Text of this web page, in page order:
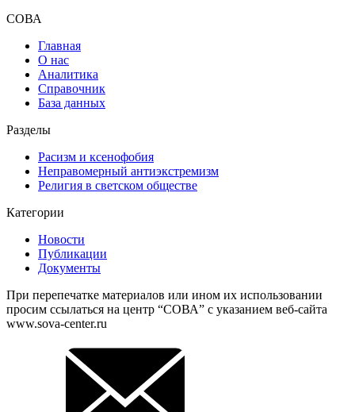
СОВА
Главная
О нас
Аналитика
Справочник
База данных
Разделы
Расизм и ксенофобия
Неправомерный антиэкстремизм
Религия в светском обществе
Категории
Новости
Публикации
Документы
При перепечатке материалов или ином их использовании
просим ссылаться на центр “СОВА” с указанием веб-сайта
www.sova-center.ru